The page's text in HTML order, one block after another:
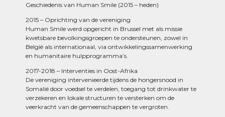
Geschiedenis van Human Smile (2015 – heden)
2015 – Oprichting van de vereniging
Human Smile werd opgericht in Brussel met als missie
kwetsbare bevolkingsgroepen te ondersteunen, zowel in
België als internationaal, via ontwikkelingssamenwerking
en humanitaire hulpprogramma’s.
2017-2018 – Interventies in Oost-Afrika
De vereniging intervenieerde tijdens de hongersnood in
Somalië door voedsel te verdelen, toegang tot drinkwater te
verzekeren en lokale structuren te versterken om de
veerkracht van de gemeenschappen te vergroten.